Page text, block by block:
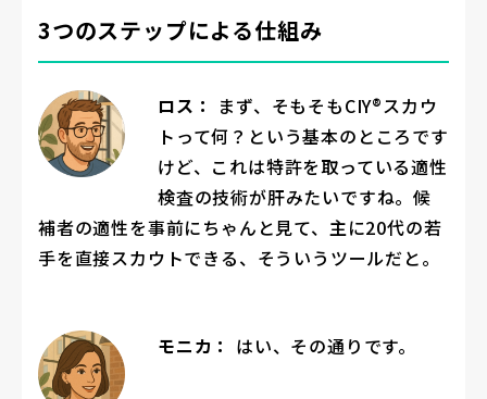
3つのステップによる仕組み
ロス：
まず、そもそもCIY®スカウ
トって何？という基本のところです
けど、これは特許を取っている適性
検査の技術が肝みたいですね。候
補者の適性を事前にちゃんと見て、主に20代の若
手を直接スカウトできる、そういうツールだと。
モニカ： はい、その通りです。